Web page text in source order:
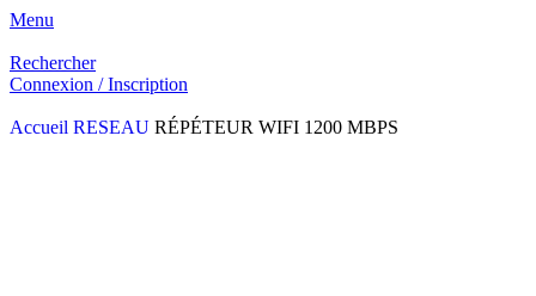
Menu
Rechercher
Connexion / Inscription
Accueil RESEAU RÉPÉTEUR WIFI 1200 MBPS